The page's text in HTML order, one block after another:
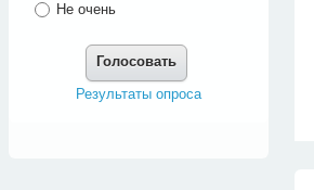
Не очень
Голосовать
Результаты опроса